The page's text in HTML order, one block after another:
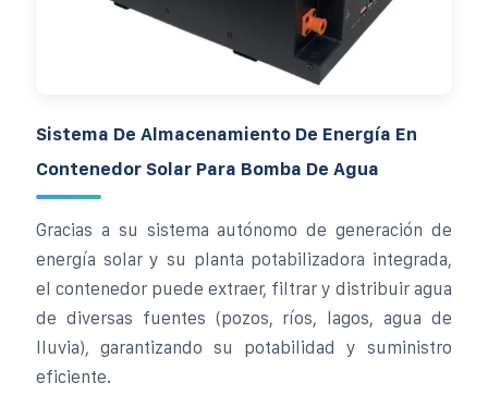
Sistema De Almacenamiento De Energía En
Contenedor Solar Para Bomba De Agua
Gracias a su sistema autónomo de generación de
energía solar y su planta potabilizadora integrada,
el contenedor puede extraer, filtrar y distribuir agua
de diversas fuentes (pozos, ríos, lagos, agua de
lluvia), garantizando su potabilidad y suministro
eficiente.